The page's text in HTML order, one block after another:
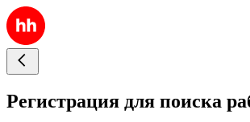
Регистрация для поиска